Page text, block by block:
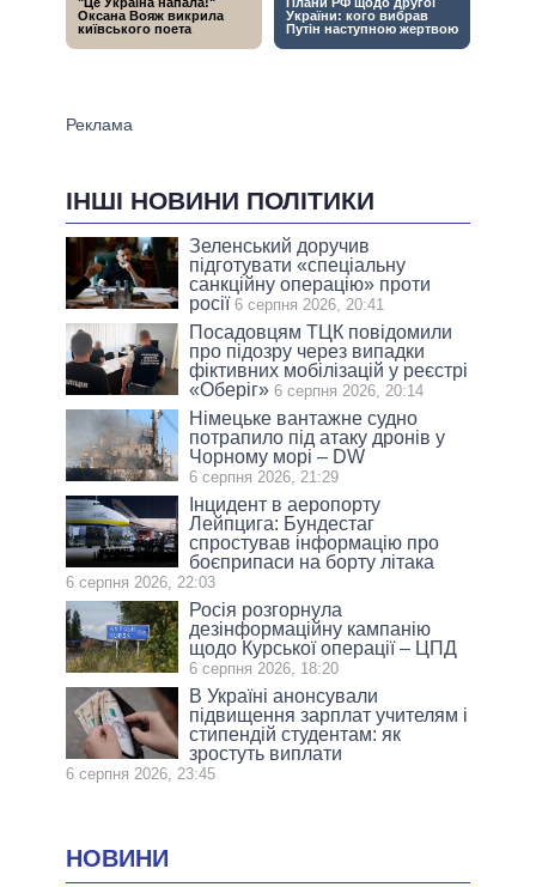
ІНШІ НОВИНИ ПОЛІТИКИ
Зеленський доручив
підготувати «спеціальну
санкційну операцію» проти
росії 6 серпня 2026, 20:41
Посадовцям ТЦК повідомили
про підозру через випадки
фіктивних мобілізацій у реєстрі
«Оберіг» 6 серпня 2026, 20:14
Німецьке вантажне судно
потрапило під атаку дронів у
Чорному морі – DW
6 серпня 2026, 21:29
Інцидент в аеропорту
Лейпцига: Бундестаг
спростував інформацію про
боєприпаси на борту літака
6 серпня 2026, 22:03
Росія розгорнула
дезінформаційну кампанію
щодо Курської операції – ЦПД
6 серпня 2026, 18:20
В Україні анонсували
підвищення зарплат учителям і
стипендій студентам: як
зростуть виплати
6 серпня 2026, 23:45
НОВИНИ